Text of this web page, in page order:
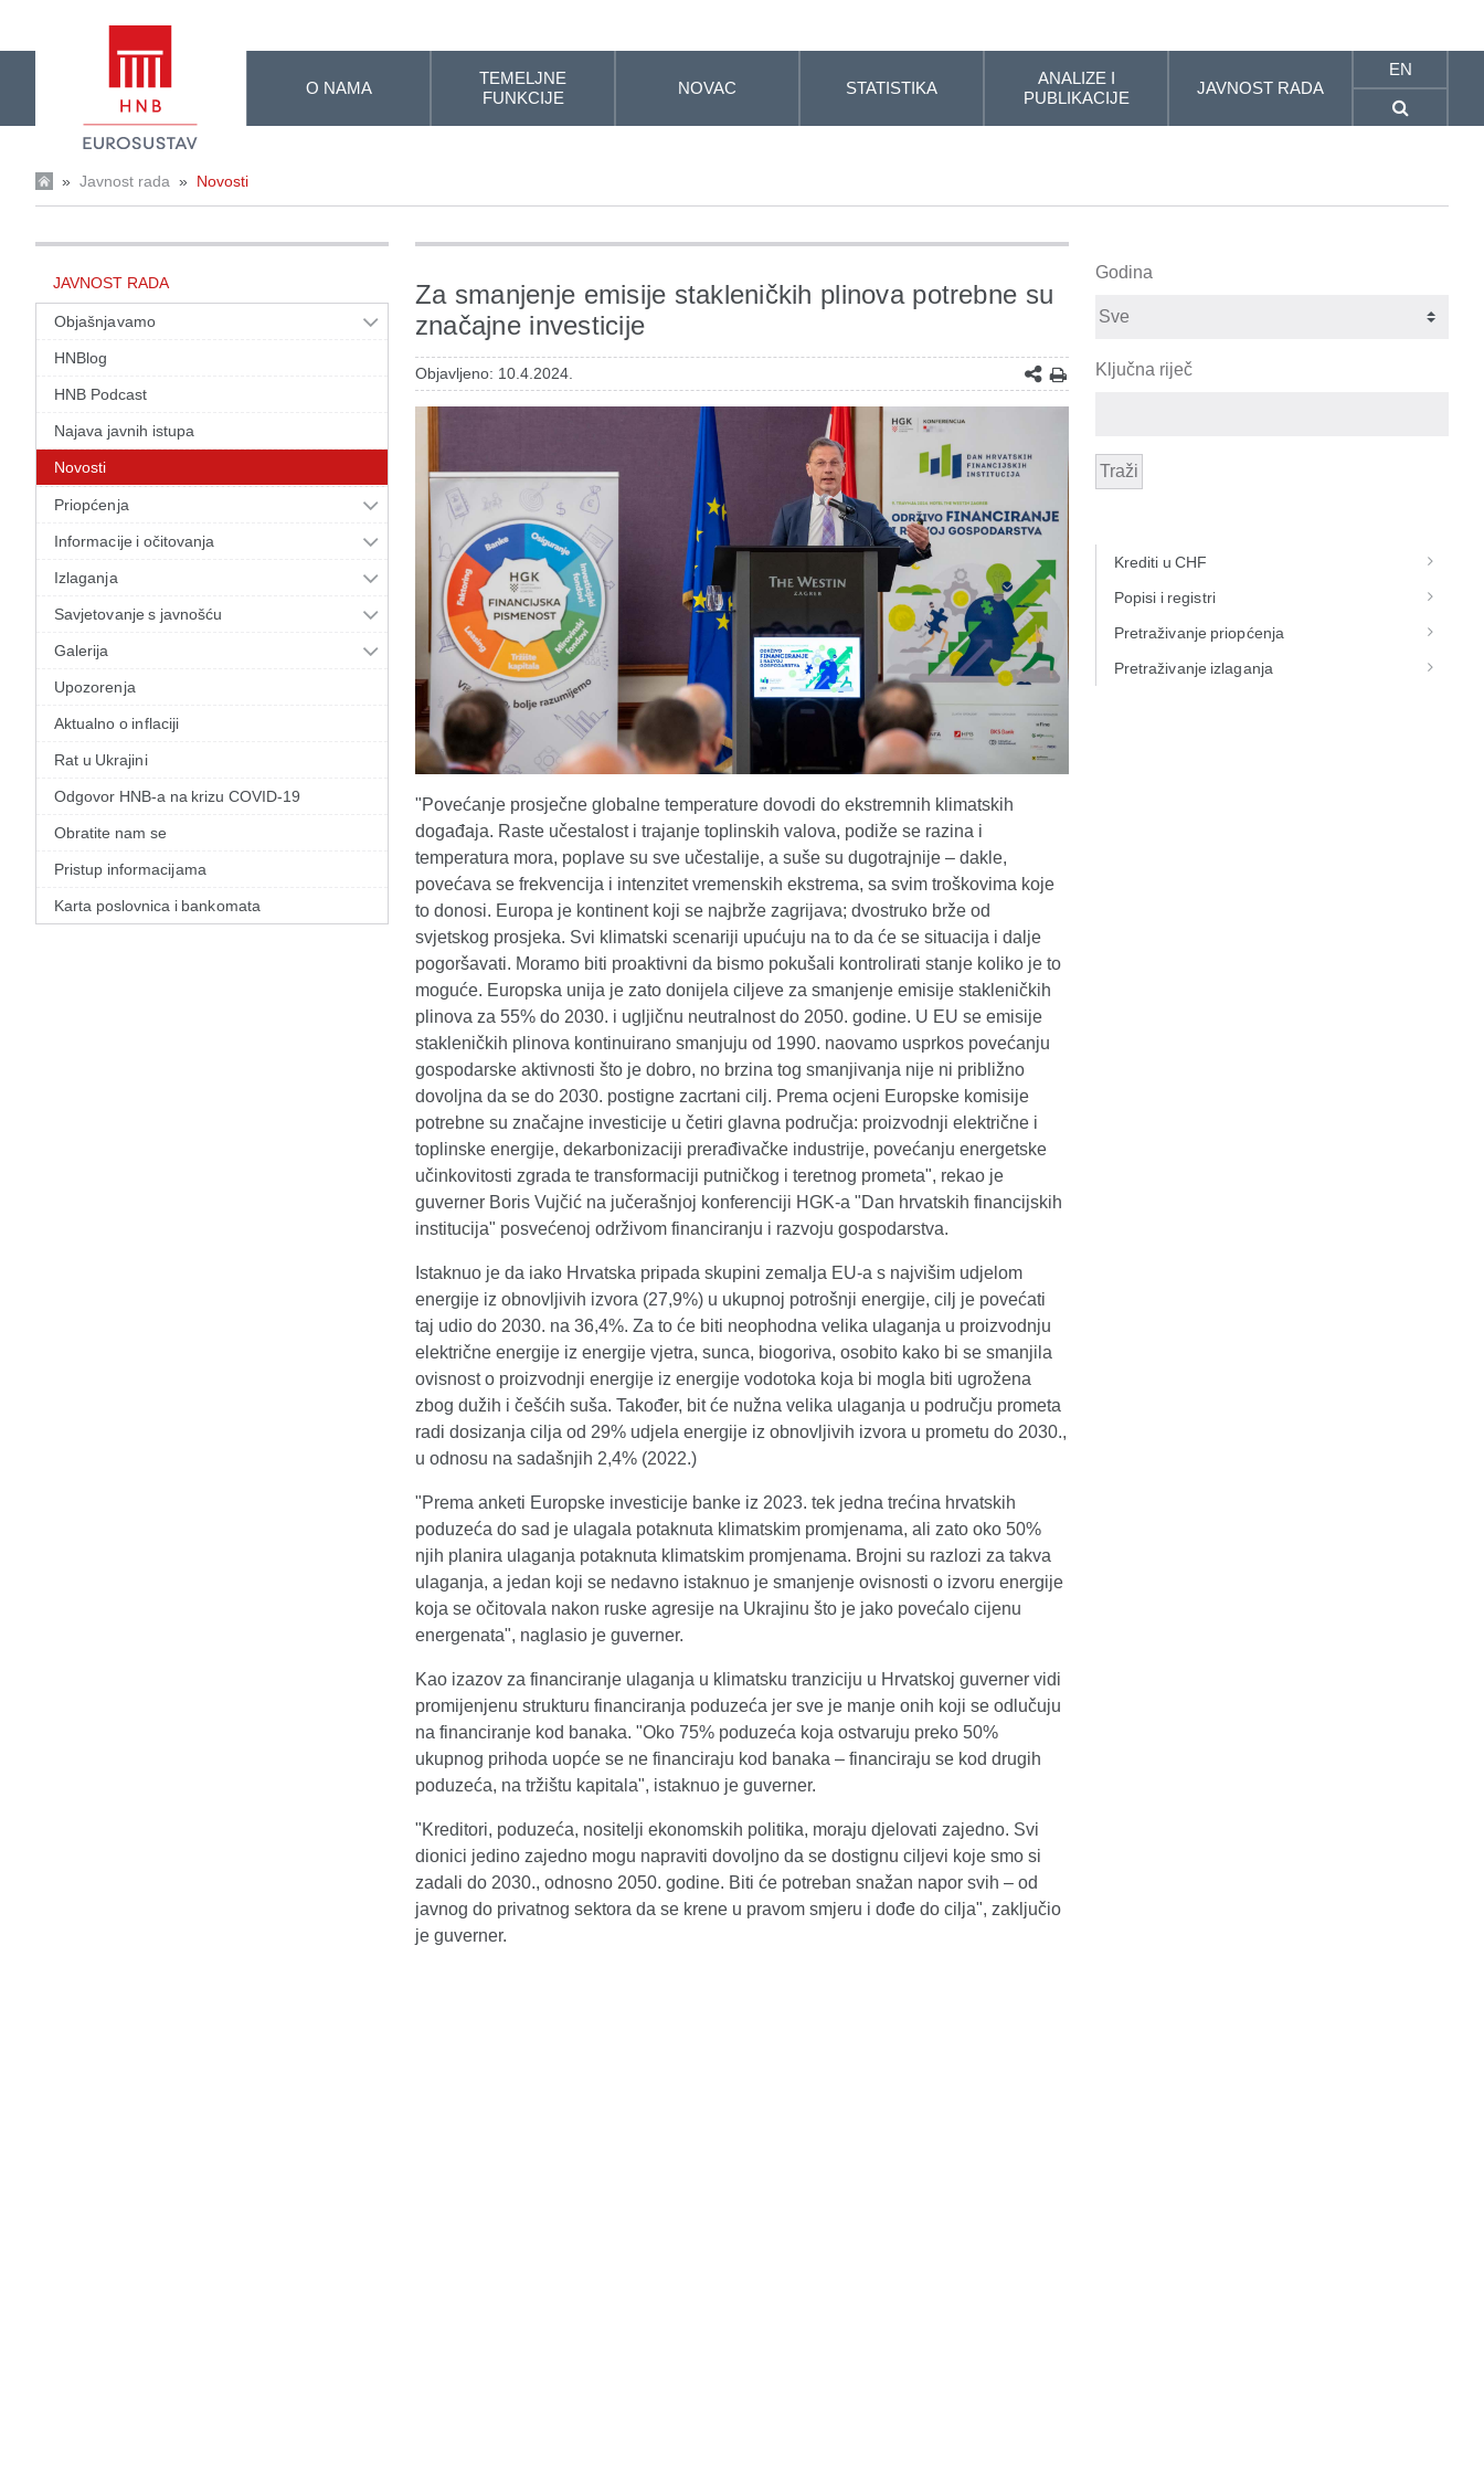
O NAMA
TEMELJNE
FUNKCIJE
NOVAC STATISTIKA
ANALIZE I
PUBLIKACIJE
JAVNOST RADA
EN
» Javnost rada » Novosti
JAVNOST RADA
Objašnjavamo
HNBlog
HNB Podcast
Najava javnih istupa
Novosti
Priopćenja
Informacije i očitovanja
Izlaganja
Savjetovanje s javnošću
Galerija
Upozorenja
Aktualno o inflaciji
Rat u Ukrajini
Odgovor HNB-a na krizu COVID-19
Obratite nam se
Pristup informacijama
Karta poslovnica i bankomata
Za smanjenje emisije stakleničkih plinova potrebne su
značajne investicije
Objavljeno: 10.4.2024.
"Povećanje prosječne globalne temperature dovodi do ekstremnih klimatskih
događaja. Raste učestalost i trajanje toplinskih valova, podiže se razina i
temperatura mora, poplave su sve učestalije, a suše su dugotrajnije – dakle,
povećava se frekvencija i intenzitet vremenskih ekstrema, sa svim troškovima koje
to donosi. Europa je kontinent koji se najbrže zagrijava; dvostruko brže od
svjetskog prosjeka. Svi klimatski scenariji upućuju na to da će se situacija i dalje
pogoršavati. Moramo biti proaktivni da bismo pokušali kontrolirati stanje koliko je to
moguće. Europska unija je zato donijela ciljeve za smanjenje emisije stakleničkih
plinova za 55% do 2030. i ugljičnu neutralnost do 2050. godine. U EU se emisije
stakleničkih plinova kontinuirano smanjuju od 1990. naovamo usprkos povećanju
gospodarske aktivnosti što je dobro, no brzina tog smanjivanja nije ni približno
dovoljna da se do 2030. postigne zacrtani cilj. Prema ocjeni Europske komisije
potrebne su značajne investicije u četiri glavna područja: proizvodnji električne i
toplinske energije, dekarbonizaciji prerađivačke industrije, povećanju energetske
učinkovitosti zgrada te transformaciji putničkog i teretnog prometa", rekao je
guverner Boris Vujčić na jučerašnjoj konferenciji HGK-a "Dan hrvatskih financijskih
institucija" posvećenoj održivom financiranju i razvoju gospodarstva.
Istaknuo je da iako Hrvatska pripada skupini zemalja EU-a s najvišim udjelom
energije iz obnovljivih izvora (27,9%) u ukupnoj potrošnji energije, cilj je povećati
taj udio do 2030. na 36,4%. Za to će biti neophodna velika ulaganja u proizvodnju
električne energije iz energije vjetra, sunca, biogoriva, osobito kako bi se smanjila
ovisnost o proizvodnji energije iz energije vodotoka koja bi mogla biti ugrožena
zbog dužih i češćih suša. Također, bit će nužna velika ulaganja u području prometa
radi dosizanja cilja od 29% udjela energije iz obnovljivih izvora u prometu do 2030.,
u odnosu na sadašnjih 2,4% (2022.)
"Prema anketi Europske investicije banke iz 2023. tek jedna trećina hrvatskih
poduzeća do sad je ulagala potaknuta klimatskim promjenama, ali zato oko 50%
njih planira ulaganja potaknuta klimatskim promjenama. Brojni su razlozi za takva
ulaganja, a jedan koji se nedavno istaknuo je smanjenje ovisnosti o izvoru energije
koja se očitovala nakon ruske agresije na Ukrajinu što je jako povećalo cijenu
energenata", naglasio je guverner.
Kao izazov za financiranje ulaganja u klimatsku tranziciju u Hrvatskoj guverner vidi
promijenjenu strukturu financiranja poduzeća jer sve je manje onih koji se odlučuju
na financiranje kod banaka. "Oko 75% poduzeća koja ostvaruju preko 50%
ukupnog prihoda uopće se ne financiraju kod banaka – financiraju se kod drugih
poduzeća, na tržištu kapitala", istaknuo je guverner.
"Kreditori, poduzeća, nositelji ekonomskih politika, moraju djelovati zajedno. Svi
dionici jedino zajedno mogu napraviti dovoljno da se dostignu ciljevi koje smo si
zadali do 2030., odnosno 2050. godine. Biti će potreban snažan napor svih – od
javnog do privatnog sektora da se krene u pravom smjeru i dođe do cilja", zaključio
je guverner.
Godina
Ključna riječ
Traži
Krediti u CHF
Popisi i registri
Pretraživanje priopćenja
Pretraživanje izlaganja